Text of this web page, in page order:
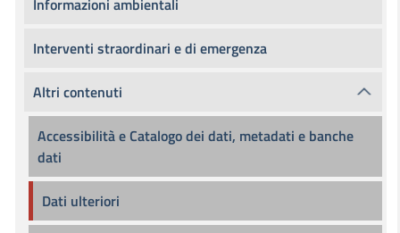
Informazioni ambientali
Interventi straordinari e di emergenza
Altri contenuti
Accessibilità e Catalogo dei dati, metadati e banche
dati
Dati ulteriori